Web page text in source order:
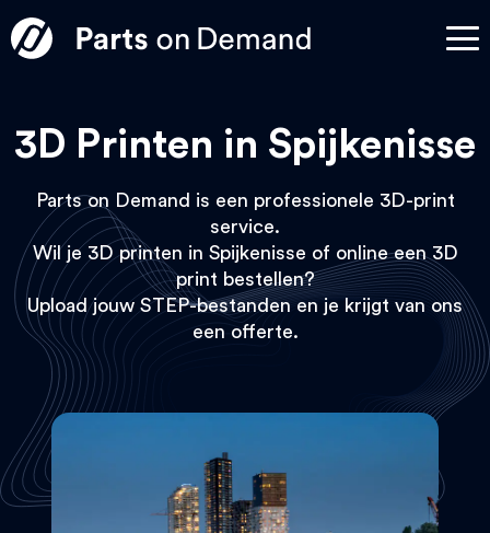
3D Printen in Spijkenisse
Parts on Demand is een professionele 3D-print
service.
Wil je 3D printen in Spijkenisse of online een 3D
print bestellen?
Upload jouw STEP-bestanden en je krijgt van ons
een offerte.